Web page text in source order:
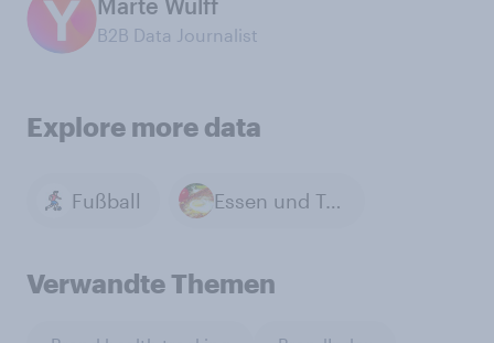
Marte Wulff
B2B Data Journalist
Explore more data
Fußball Essen und Trinken
Verwandte Themen